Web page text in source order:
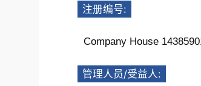
注册编号:
Company House
管理人员/受益人: